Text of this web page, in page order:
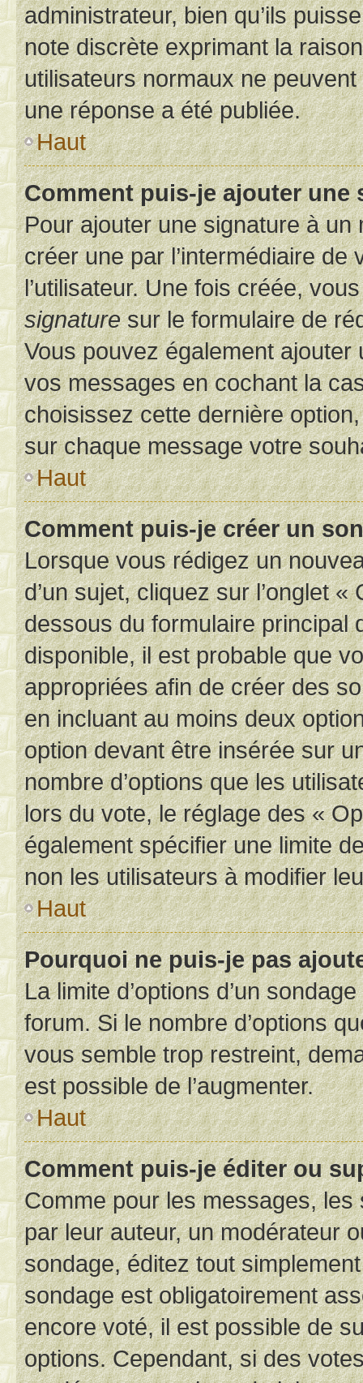
administrateur, bien qu’ils
note discrète exprimant la
utilisateurs normaux ne
une réponse a été publiée.
Haut
Comment puis-je ajouter une
Pour ajouter une signature à un
créer une par l’intermédiaire
l’utilisateur. Une fois créée,
signaturesur le formulaire de
Vous pouvez également
vos messages en cochant la
choisissez cette dernière
sur chaque message votre
Haut
Comment puis-je créer un
Lorsque vous rédigez un
d’un sujet, cliquez sur l’onglet
dessous du formulaire principal
disponible, il est probable que
appropriées afin de créer des
en incluant au moins deux
option devant être insérée sur
nombre d’options que les
lors du vote, le réglage des «
également spécifier une limite
non les utilisateurs à modifier
Haut
Pourquoi ne puis-je pas
La limite d’options d’un
forum. Si le nombre d’options
vous semble trop restreint,
est possible de l’augmenter.
Haut
Comment puis-je éditer ou
Comme pour les messages,
par leur auteur, un modérateur
sondage, éditez tout
sondage est obligatoirement
encore voté, il est possible de
options. Cependant, si des